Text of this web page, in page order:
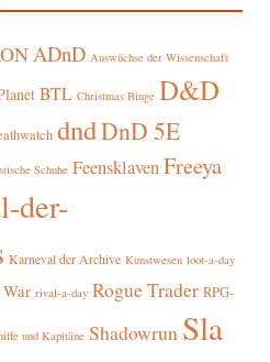
ADnD Auswüchse der Wissenschaft
BTL Christmas Binge D&D
dndDnD 5E
Schuhe FeensklavenFreeya
der-
Karneval der Archive Kunstwesen loot-a-day
rival-a-day Rogue Trader RPG-
und Kapitäne Shadowrun Sla